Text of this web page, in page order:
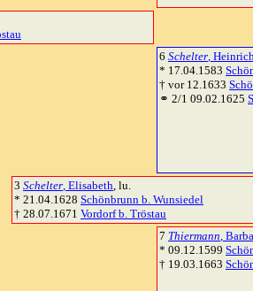
6 Schelter,
* 17.04.1583
† vor 12.1633
⚭ 2/1 09.02.1625
3 Schelter, Elisabeth, lu.
* 21.04.1628 Schönbrunn b. Wunsiedel
† 28.07.1671 Vordorf b. Tröstau
7 Thiermann,
* 09.12.1599
† 19.03.1663